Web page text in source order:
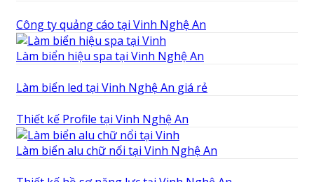
Công ty quảng cáo tại Vinh Nghệ An
Làm biển hiệu spa tại Vinh Nghệ An
Làm biển led tại Vinh Nghệ An giá rẻ
Thiết kế Profile tại Vinh Nghệ An
Làm biển alu chữ nổi tại Vinh Nghệ An